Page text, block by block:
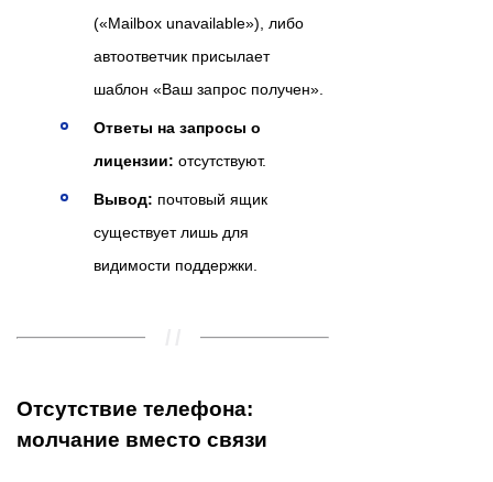
(«Mailbox unavailable»), либо
автоответчик присылает
шаблон «Ваш запрос получен».
Ответы на запросы о
лицензии: отсутствуют.
Вывод: почтовый ящик
существует лишь для
видимости поддержки.
Отсутствие телефона:
молчание вместо связи